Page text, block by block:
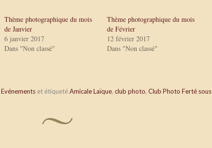
Thème photographique du mois
de Janvier
6 janvier 2017
Dans "Non classé"
Thème photographique du mois
de Février
12 février 2017
Dans "Non classé"
Evénements et étiquetéAmicale Laïque, club photo, Club Photo Ferté sous